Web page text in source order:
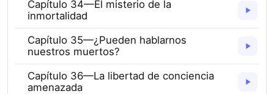
Capítulo 34—El misterio de la
inmortalidad
Capítulo 35—¿Pueden hablarnos
nuestros muertos?
Capítulo 36—La libertad de conciencia
amenazada